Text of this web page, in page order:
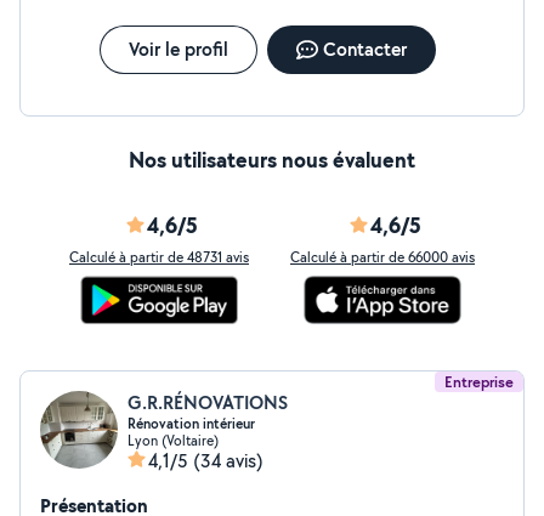
Voir le profil Contacter
Nos utilisateurs nous évaluent
4,6/5
Calculé à partir de 48731 avis
4,6/5
Calculé à partir de 66000 avis
Entreprise
G.R.RÉNOVATIONS
Rénovation intérieur
Lyon (Voltaire)
4,1/5 (34 avis)
Présentation